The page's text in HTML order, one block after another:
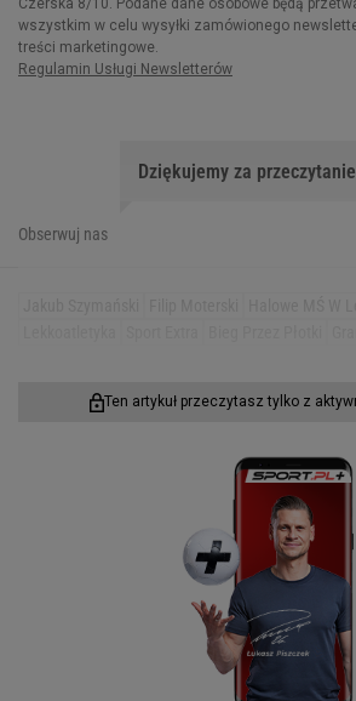
Dziękujemy za przeczytanie
Obserwuj nas